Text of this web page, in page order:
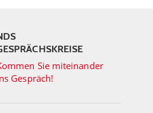
Sie miteinander
Gespräch!